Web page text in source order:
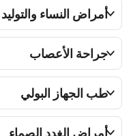
أمراض النساء والتوليد
جراحة الأعصاب
طب الجهاز البولي
أمراض الغدد الصماء